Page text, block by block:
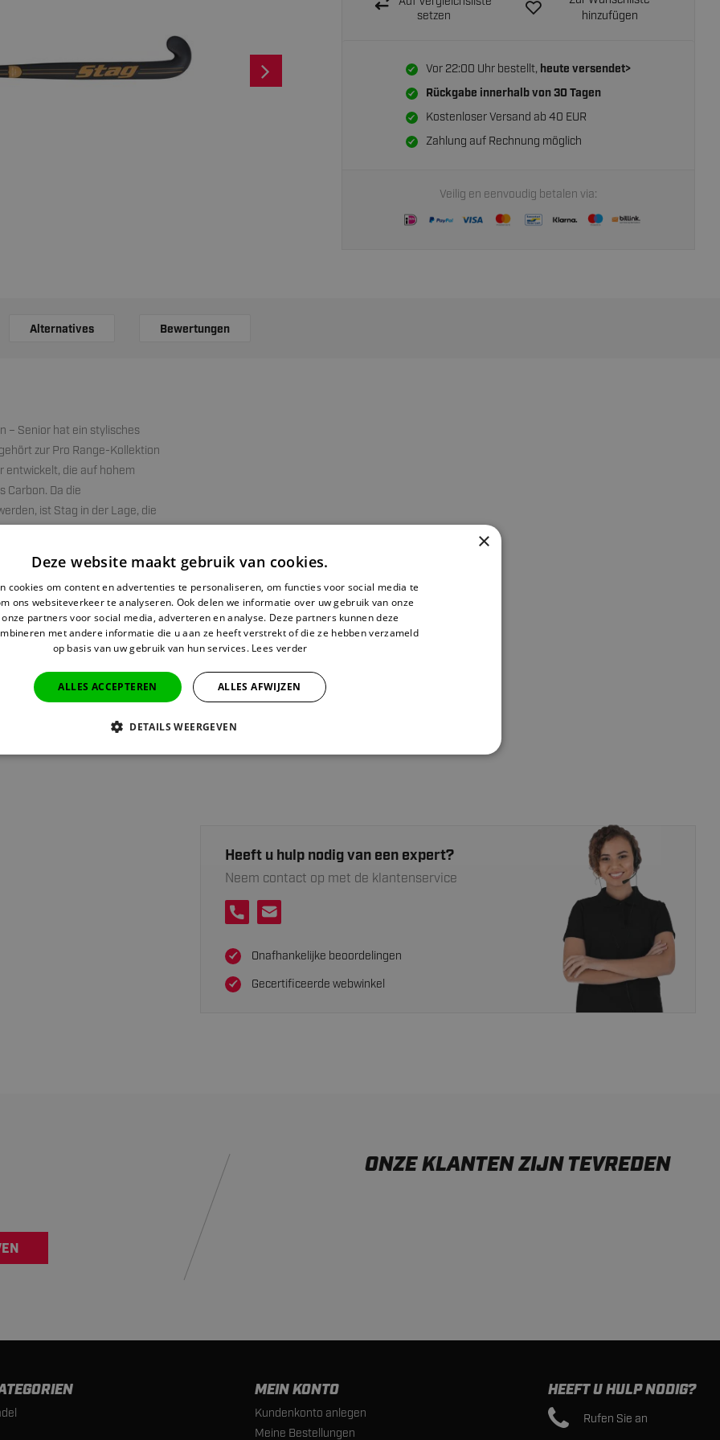
Alternatives Bewertungen
– Senior hat ein stylisches
zur Pro Range-Kollektion
entwickelt, die auf hohem
Carbon. Da die
ist Stag in der Lage, die
erleichtert.
der Hockeyschläger ideal für
wechseln. Der
sowohl auf Wasserfeldern als
setzen
hinzufügen
Vor 22:00 Uhr bestellt, heute versendet>
Rückgabe innerhalb von30 Tagen
Kostenloser Versand ab 40 EUR
Zahlung auf Rechnung möglich
Veilig en eenvoudig betalen via:
Heeft u hulp nodig van een expert?
Neem contact op met de klantenservice
Onafhankelijke beoordelingen
Gecertificeerde webwinkel
ONZE KLANTEN ZIJN TEVREDEN
MEIN KONTO
Kundenkonto anlegen
Meine Bestellungen
HEEFT U HULP NODIG?
Rufen Sie an
×
Deze website maakt gebruik van cookies.
cookies om content en advertenties te personaliseren, om functies voor social media te
ons websiteverkeer te analyseren. Ook delen we informatie over uw gebruik van onze
partners voor social media, adverteren en analyse. Deze partners kunnen deze
met andere informatie die u aan ze heeft verstrekt of die ze hebben verzameld
op basis van uw gebruik van hun services. Lees verder
ALLES ACCEPTEREN ALLES AFWIJZEN
DETAILS WEERGEVEN